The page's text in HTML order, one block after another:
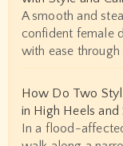
A smooth and
confident female
with ease
How Do Two
in High Heels and
In a flood-